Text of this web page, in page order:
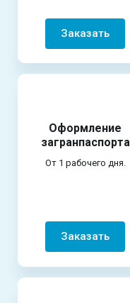
Заказать
Оформление
загранпаспорта
От 1 рабочего дня.
Заказать